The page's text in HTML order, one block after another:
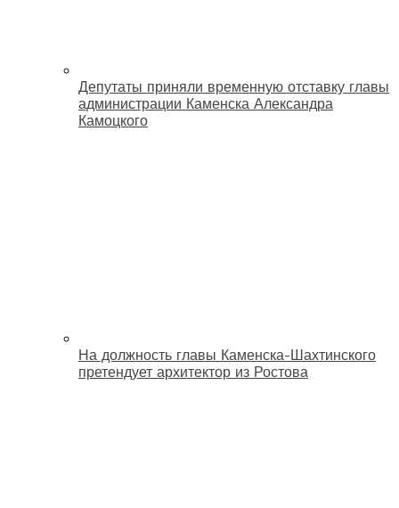
Депутаты приняли временную отставку главы
администрации Каменска Александра
Камоцкого
На должность главы Каменска-Шахтинского
претендует архитектор из Ростова